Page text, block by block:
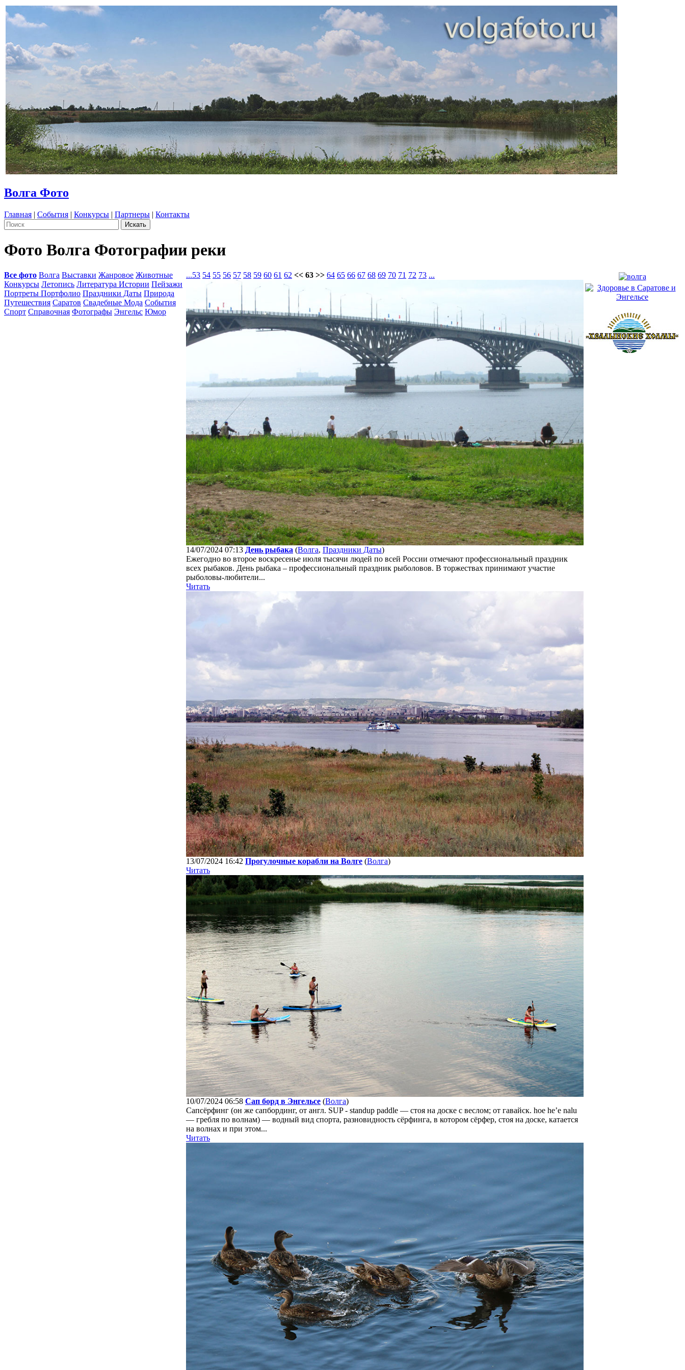
Волга Фото
Главная | События | Конкурсы | Партнеры | Контакты
Фото Волга Фотографии реки
Все фото Волга Выставки Жанровое Животные
Конкурсы Летопись Литература Истории Пейзажи
Портреты Портфолио Праздники Даты Природа
Путешествия Саратов Свадебные Мода События
Спорт Справочная Фотографы Энгельс Юмор
...53 54 55 56 57 58 59 60 61 62 << 63 >> 64 65 66 67 68 69 70 71 72 73 ...
14/07/2024 07:13 День рыбака (Волга, Праздники Даты)
Ежегодно во второе воскресенье июля тысячи людей по всей России отмечают профессиональный праздник
всех рыбаков. День рыбака – профессиональный праздник рыболовов. В торжествах принимают участие
рыболовы-любители...
Читать
13/07/2024 16:42 Прогулочные корабли на Волге (Волга)
Читать
10/07/2024 06:58 Сап борд в Энгельсе (Волга)
Сапсёрфинг (он же сапбординг, от англ. SUP - standup paddle — стоя на доске с веслом; от гавайск. hoe he’e nalu
— гребля по волнам) — водный вид спорта, разновидность сёрфинга, в котором сёрфер, стоя на доске, катается
на волнах и при этом...
Читать